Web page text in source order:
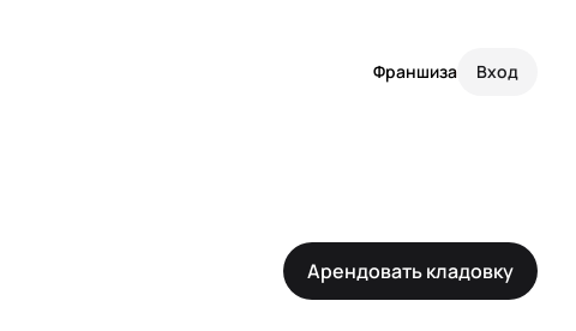
Франшиза Вход
Арендовать кладовку